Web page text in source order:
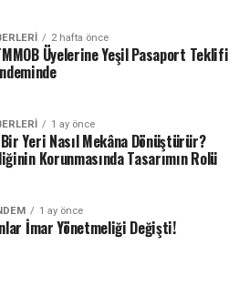
yeri ihalesi için belirlediği şartları
sakinleri, yöneticilerden
dile getirdiler
2 hafta önce
Üyelerine Yeşil Pasaport Teklifi
1 ay önce
Yeri Nasıl Mekâna Dönüştürür?
Korunmasında Tasarımın Rolü
1 ay önce
İmar Yönetmeliği Değişti!